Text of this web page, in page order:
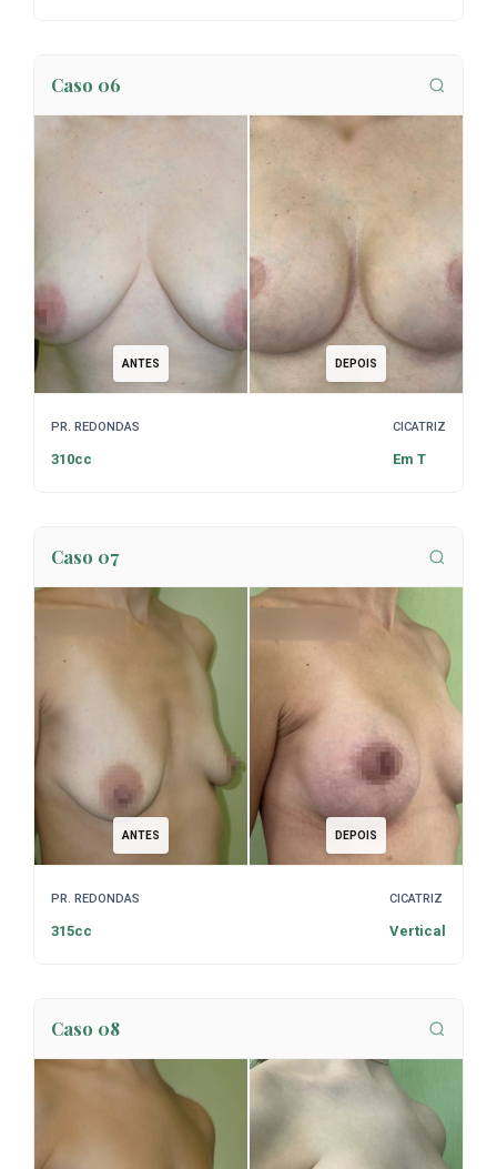
Caso 06
ANTES DEPOIS
PR. REDONDAS
310cc
CICATRIZ
Em T
Caso 07
ANTES DEPOIS
PR. REDONDAS
315cc
CICATRIZ
Vertical
Caso 08